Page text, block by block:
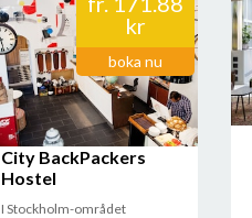
kr
boka nu
City BackPackers
Hostel
I Stockholm-området